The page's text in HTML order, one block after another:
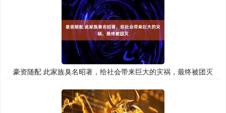
豪资随配 此家族臭名昭著，给社会带来巨大的灾祸，最终被团灭